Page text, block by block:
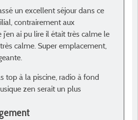
un excellent séjour dans ce
contrairement aux
ai pu lire il était très calme le
calme. Super emplacement,
top à la piscine, radio à fond
zen serait un plus